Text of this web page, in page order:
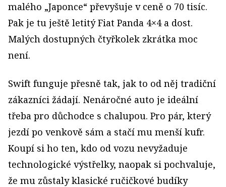
malého „Japonce“ převyšuje v ceně o 70 tisíc.
Pak je tu ještě letitý Fiat Panda 4×4 a dost.
Malých dostupných čtyřkolek zkrátka moc
není.
Swift funguje přesně tak, jak to od něj tradiční
zákazníci žádají. Nenáročné auto je ideální
třeba pro důchodce s chalupou. Pro pár, který
jezdí po venkově sám a stačí mu menší kufr.
Koupí si ho ten, kdo od vozu nevyžaduje
technologické výstřelky, naopak si pochvaluje,
že mu zůstaly klasické ručičkové budíky